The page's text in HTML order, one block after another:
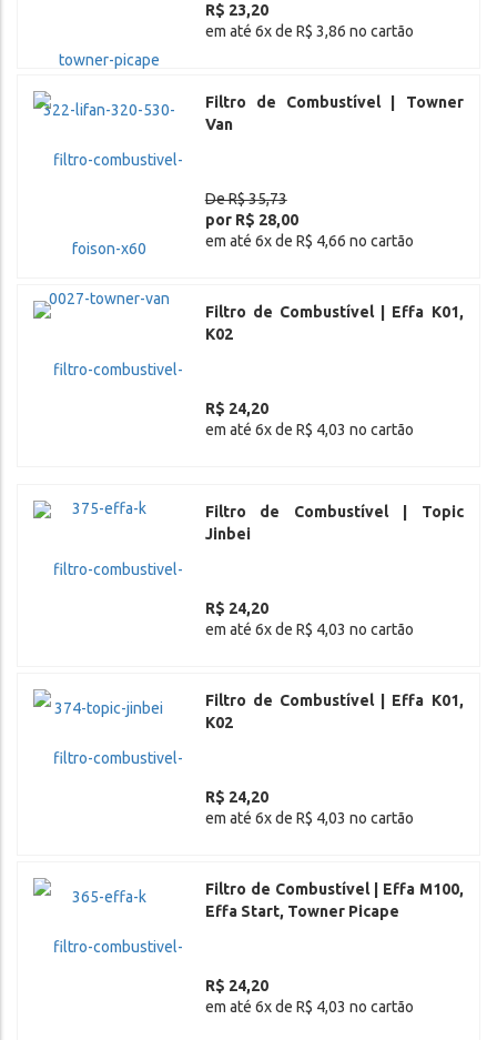
R$ 23,20
em até 6x de R$ 3,86 no cartão
Filtro de Combustível | Towner
Van
De R$ 35,73
por R$ 28,00
em até 6x de R$ 4,66 no cartão
Filtro de Combustível | Effa K01,
K02
R$ 24,20
em até 6x de R$ 4,03 no cartão
Filtro de Combustível | Topic
Jinbei
R$ 24,20
em até 6x de R$ 4,03 no cartão
Filtro de Combustível | Effa K01,
K02
R$ 24,20
em até 6x de R$ 4,03 no cartão
Filtro de Combustível | Effa M100,
Effa Start, Towner Picape
R$ 24,20
em até 6x de R$ 4,03 no cartão